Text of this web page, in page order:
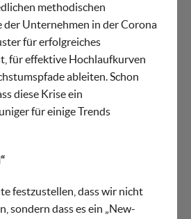
methodischen
der Unternehmen in der Corona
für erfolgreiches
für effektive Hochlaufkurven
ableiten. Schon
diese Krise ein
für einige Trends
festzustellen, dass wir nicht
sondern dass es ein „New-